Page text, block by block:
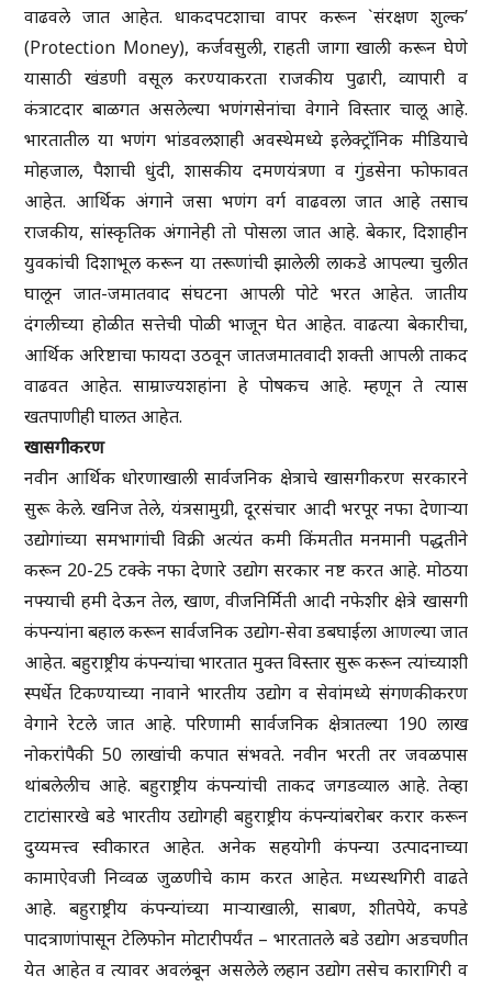
वाढवले जात आहेत. धाकदपटशाचा वापर करून `संरक्षण शुल्क’
(Protection Money), कर्जवसुली, राहती जागा खाली करून घेणे
यासाठी खंडणी वसूल करण्याकरता राजकीय पुढारी, व्यापारी व
कंत्राटदार बाळगत असलेल्या भणंगसेनांचा वेगाने विस्तार चालू आहे.
भारतातील या भणंग भांडवलशाही अवस्थेमध्ये इलेक्ट्रॉनिक मीडियाचे
मोहजाल, पैशाची धुंदी, शासकीय दमणयंत्रणा व गुंडसेना फोफावत
आहेत. आर्थिक अंगाने जसा भणंग वर्ग वाढवला जात आहे तसाच
राजकीय, सांस्कृतिक अंगानेही तो पोसला जात आहे. बेकार, दिशाहीन
युवकांची दिशाभूल करून या तरूणांची झालेली लाकडे आपल्या चुलीत
घालून जात-जमातवाद संघटना आपली पोटे भरत आहेत. जातीय
दंगलीच्या होळीत सत्तेची पोळी भाजून घेत आहेत. वाढत्या बेकारीचा,
आर्थिक अरिष्टाचा फायदा उठवून जातजमातवादी शक्ती आपली ताकद
वाढवत आहेत. साम्राज्यशहांना हे पोषकच आहे. म्हणून ते त्यास
खतपाणीही घालत आहेत.
खासगीकरण
नवीन आर्थिक धोरणाखाली सार्वजनिक क्षेत्राचे खासगीकरण सरकारने
सुरू केले. खनिज तेले, यंत्रसामुग्री, दूरसंचार आदी भरपूर नफा देणाऱ्या
उद्योगांच्या समभागांची विक्री अत्यंत कमी किंमतीत मनमानी पद्धतीने
करून 20-25 टक्के नफा देणारे उद्योग सरकार नष्ट करत आहे. मोठया
नफ्याची हमी देऊन तेल, खाण, वीजनिर्मिती आदी नफेशीर क्षेत्रे खासगी
कंपन्यांना बहाल करून सार्वजनिक उद्योग-सेवा डबघाईला आणल्या जात
आहेत. बहुराष्ट्रीय कंपन्यांचा भारतात मुक्त विस्तार सुरू करून त्यांच्याशी
स्पर्धेत टिकण्याच्या नावाने भारतीय उद्योग व सेवांमध्ये संगणकीकरण
वेगाने रेटले जात आहे. परिणामी सार्वजनिक क्षेत्रातल्या 190 लाख
नोकरांपैकी 50 लाखांची कपात संभवते. नवीन भरती तर जवळपास
थांबलेलीच आहे. बहुराष्ट्रीय कंपन्यांची ताकद जगडव्याल आहे. तेव्हा
टाटांसारखे बडे भारतीय उद्योगही बहुराष्ट्रीय कंपन्यांबरोबर करार करून
दुय्यमत्त्व स्वीकारत आहेत. अनेक सहयोगी कंपन्या उत्पादनाच्या
कामाऐवजी निव्वळ जुळणीचे काम करत आहेत. मध्यस्थगिरी वाढते
आहे. बहुराष्ट्रीय कंपन्यांच्या माऱ्याखाली, साबण, शीतपेये, कपडे
पादत्राणांपासून टेलिफोन मोटारीपर्यंत – भारतातले बडे उद्योग अडचणीत
येत आहेत व त्यावर अवलंबून असलेले लहान उद्योग तसेच कारागिरी व